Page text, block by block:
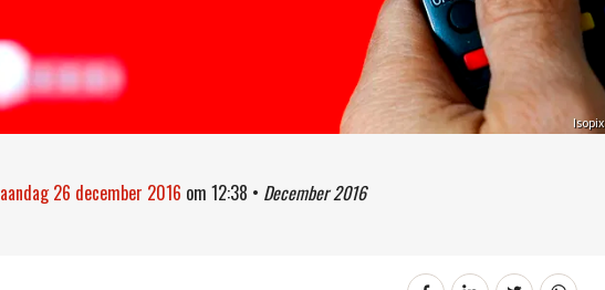
Isopix
maandag 26 december 2016 om 12:38 • December 2016